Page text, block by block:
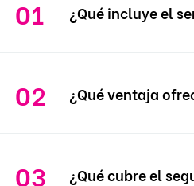
¿Qué incluye el
¿Qué ventaja
¿Qué cubre el